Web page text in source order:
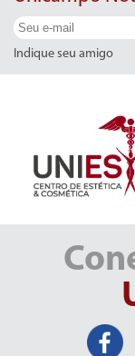
Indique seu amigo